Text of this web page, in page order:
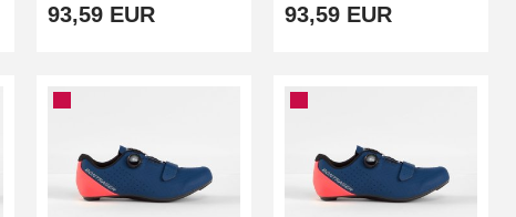
93,59 EUR 93,59 EUR